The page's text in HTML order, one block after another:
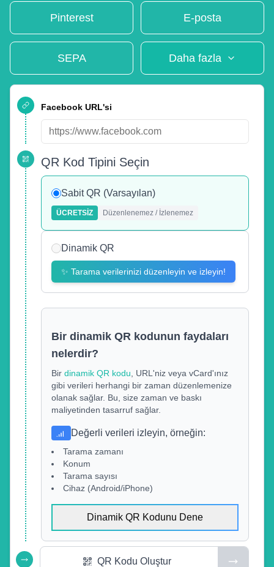
Pinterest E-posta
SEPA Daha fazla
Facebook URL'si
QR Kod Tipini Seçin
Sabit QR (Varsayılan)
ÜCRETSIZ Düzenlenemez / İzlenemez
Dinamik QR
✨ Tarama verilerinizi düzenleyin ve izleyin!
Bir dinamik QR kodunun faydaları
nelerdir?
Bir dinamik QR kodu , URL'niz veya vCard'ınız
gibi verileri herhangi bir zaman düzenlemenize
olanak sağlar. Bu, size zaman ve baskı
maliyetinden tasarruf sağlar.
Değerli verileri izleyin, örneğin:
Tarama zamanı
Konum
Tarama sayısı
Cihaz (Android/iPhone)
Dinamik QR Kodunu Dene
QR Kodu Oluştur